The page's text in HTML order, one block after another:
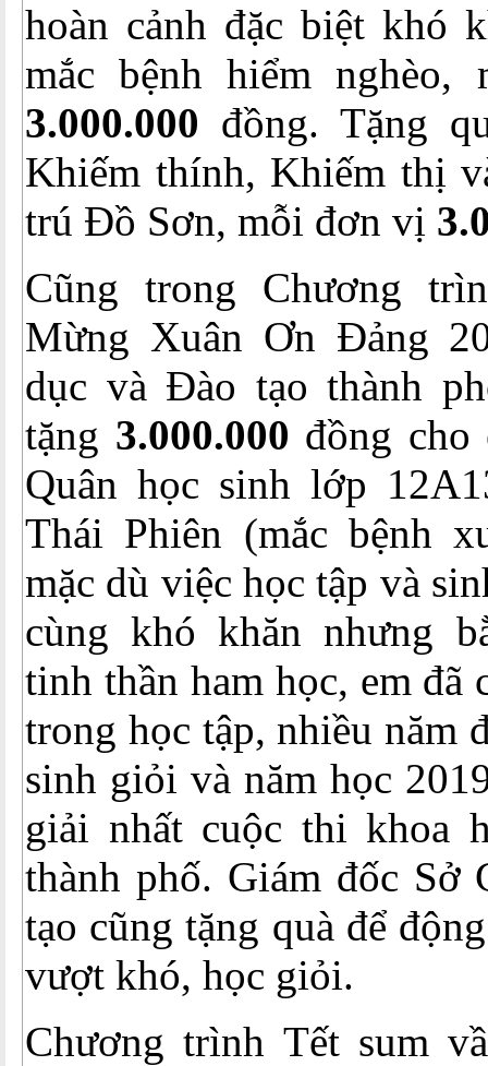
hoàn cảnh đặc biệt khó
mắc bệnh hiểm nghèo,
3.000.000 đồng. Tặng
Khiếm thính, Khiếm thị
trú Đồ Sơn, mỗi đơn vị
Cũng trong Chương
Mừng Xuân Ơn Đảng
dục và Đào tạo thành
tặng 3.000.000 đồng
Quân học sinh lớp
Thái Phiên (mắc bệnh
mặc dù việc học tập và
cùng khó khăn nhưng
tinh thần ham học, em đã
trong học tập, nhiều năm
sinh giỏi và năm học
giải nhất cuộc thi khoa
thành phố. Giám đốc Sở
tạo cũng tặng quà để
vượt khó, học giỏi.
Chương trình Tết sum